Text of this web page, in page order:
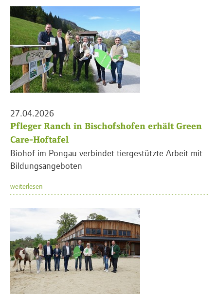
27.04.2026
Pfleger Ranch in Bischofshofen erhält Green
Care-Hoftafel
Biohof im Pongau verbindet tiergestützte Arbeit mit
Bildungsangeboten
weiterlesen